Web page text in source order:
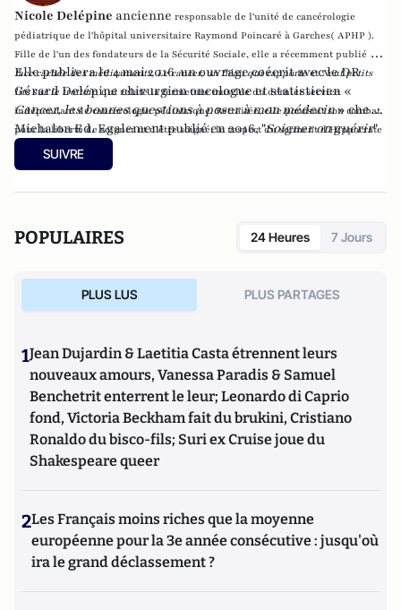
Nicole Delépine ancienne responsable de l'unité de cancérologie
pédiatrique de l'hôpital universitaire Raymond Poincaré à Garches( APHP ).
Fille de l'un des fondateurs de la Sécurité Sociale, elle a récemment publié La
face cachée des médicaments,Le cancer, un fléau qui rapporteetNeuf petits
lits sur le trottoir, qui relate la fermeture musclée du dernier service
indépendant de cancérologie pédiatrique. Retraitée, elle poursuit son combat
pour la liberté de soigner et d’être soigné, le respect du serment d’Hippocrate
et du code de Nuremberg en défendant le caractère absolu du consentement
éclairé du patient.
Elle publiera le 4 mai 2016 un ouvrage coécrit avec le DR
Gérard Delépine chirurgien oncologue et statisticien «
Cancer, les bonnes questions à poser à mon médecin» chez
Michalon Ed. Egalement publié en 2016, "Soigner ou guérir"
paru chez Fauves Editions.
SUIVRE
POPULAIRES 24 Heures 7 Jours
PLUS LUS PLUS PARTAGES
1Jean Dujardin & Laetitia Casta étrennent leurs
nouveaux amours, Vanessa Paradis & Samuel
Benchetrit enterrent le leur; Leonardo di Caprio
fond, Victoria Beckham fait du brukini, Cristiano
Ronaldo du bisco-fils; Suri ex Cruise joue du
Shakespeare queer
2Les Français moins riches que la moyenne
européenne pour la 3e année consécutive : jusqu'où
ira le grand déclassement ?